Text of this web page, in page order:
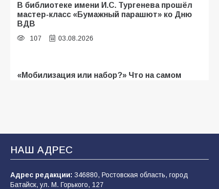
В библиотеке имени И.С. Тургенева прошёл
мастер-класс «Бумажный парашют» ко Дню
ВДВ
107 03.08.2026
«Мобилизация или набор?» Что на самом
В Батайске продолжаются дорожные работы
101 04.08.2026
НАШ АДРЕС
Адрес редакции: 346880, Ростовская область, город
Батайск, ул. М. Горького, 127